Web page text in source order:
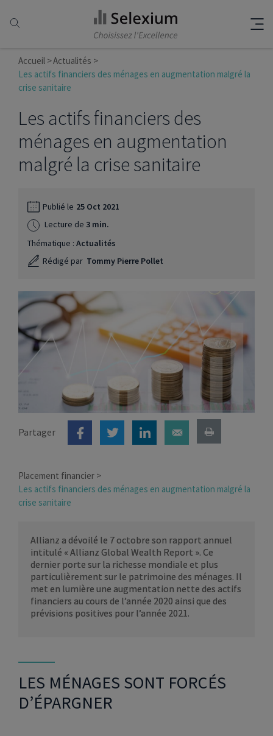
Accueil
Actualités
Les actifs financiers des ménages en augmentation malgré la
crise sanitaire
Les actifs financiers des
ménages en augmentation
malgré la crise sanitaire
Publié le 25 Oct 2021
Lecture de 3 min.
Thématique : Actualités
Rédigé par Tommy Pierre Pollet
Partager
Placement financier
Les actifs financiers des ménages en augmentation malgré la
crise sanitaire
Allianz a dévoilé le 7 octobre son rapport annuel
intitulé « Allianz Global Wealth Report ». Ce
dernier porte sur la richesse mondiale et plus
particulièrement sur le patrimoine des ménages. Il
met en lumière une augmentation nette des actifs
financiers au cours de l’année 2020 ainsi que des
prévisions positives pour l’année 2021.
LES MÉNAGES SONT FORCÉS
D’ÉPARGNER